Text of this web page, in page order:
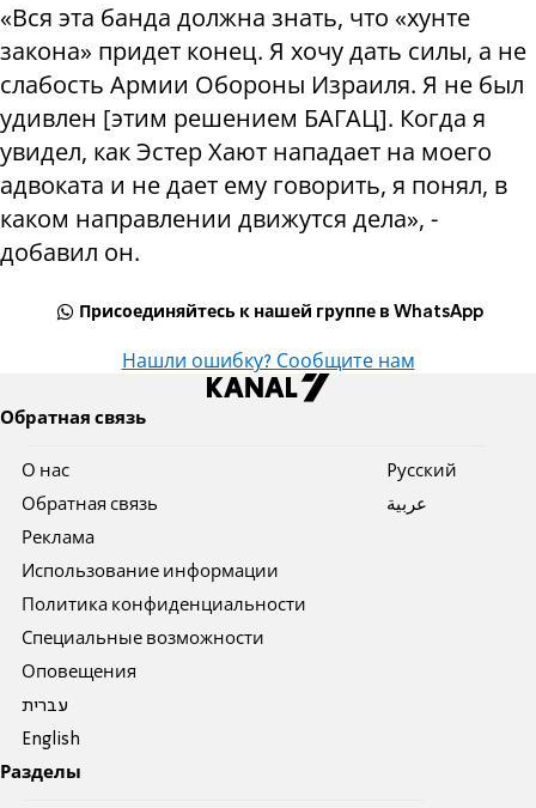
«Вся эта банда должна знать, что «хунте
закона» придет конец. Я хочу дать силы, а не
слабость Армии Обороны Израиля. Я не был
удивлен [этим решением БАГАЦ]. Когда я
увидел, как Эстер Хают нападает на моего
адвоката и не дает ему говорить, я понял, в
каком направлении движутся дела», -
добавил он.
Присоединяйтесь к нашей группе в WhatsApp
Нашли ошибку? Сообщите нам
Обратная связь
О нас
Обратная связь
Реклама
Использование информации
Политика конфиденциальности
Специальные возможности
Оповещения
עברית
English
Pусский
عربية
Разделы